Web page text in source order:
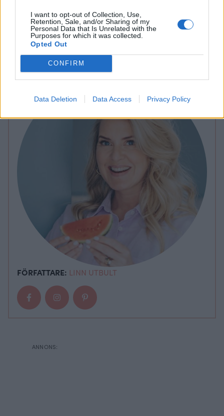
I want to opt-out of Collection, Use,
Retention, Sale, and/or Sharing of my
Personal Data that Is Unrelated with the
Purposes for which it was collected.
Opted Out
CONFIRM
Data Deletion Data Access Privacy Policy
tryffel. Oavsett så blir det supergott! Ett ”hett” tips är att
koka med en bit färsk röd chili i grädden. Passion och chili
är dödspolare, men det är ju sen gammalt.
FÖRFATTARE: LINN UTBULT